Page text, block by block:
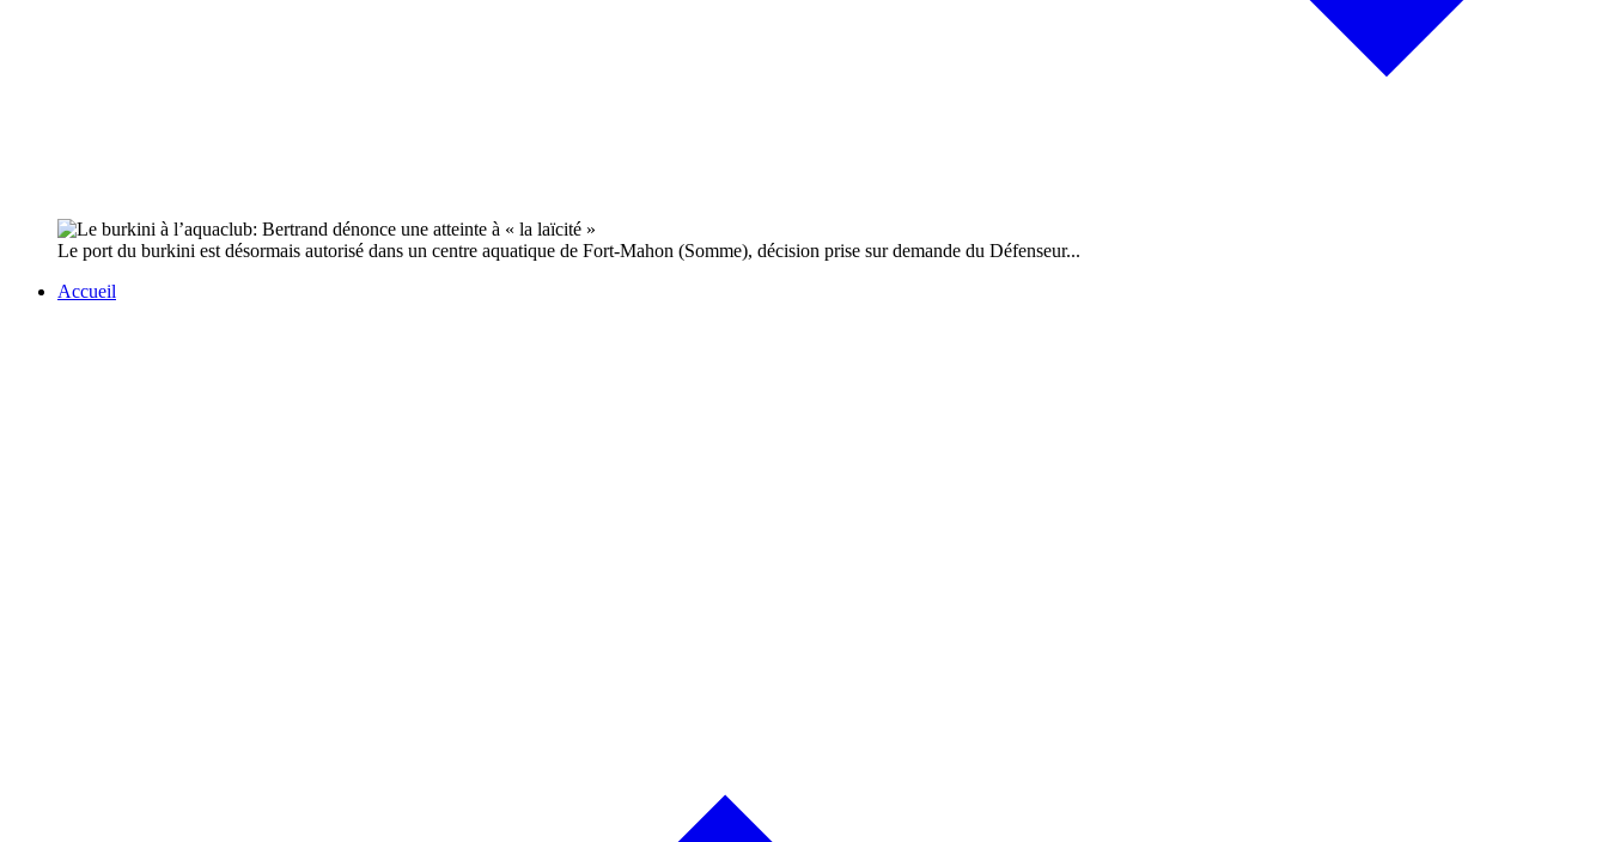
Le port du burkini est désormais autorisé dans un centre aquatique de Fort-Mahon (Somme), décision prise sur demande du Défenseur...
Accueil